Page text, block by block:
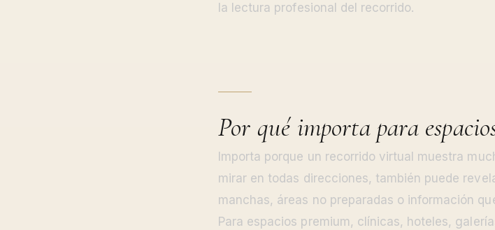
la lectura profesional del recorrido.
Por qué importa para
Importa porque un recorrido virtual muestra
mirar en todas direcciones, también puede
manchas, áreas no preparadas o información
Para espacios premium, clínicas, hoteles,